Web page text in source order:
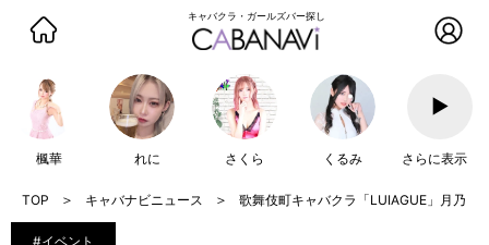
キャバクラ・ガールズバー探し
楓華 れに さくら くるみ
▶
さらに表示
キャバナビニュース 歌舞伎町キャバクラ「LUIAGUE」月乃
#イベント